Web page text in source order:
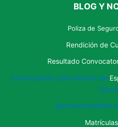
BLOG Y
Poliza de
Rendición de
Resultado
Convocatoria Contratación de
Aprovechamiento